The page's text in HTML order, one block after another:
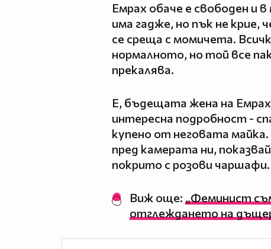
Емрах обаче е свободен и
има гадже, но пък не крие,
се среща с момичета.
нормалното, но той все
прекалява.
Е, бъдещата жена на
интересна подробност -
купено от неговата
пред камерата ни,
покрито с розови чаршафи.
Виж още: „Феминист
отглеждането на